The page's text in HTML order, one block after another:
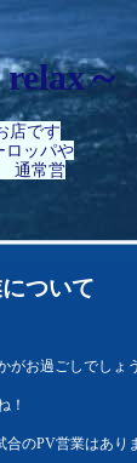
～
店です
ロッパや
通常営
ついて
がお過ごしでしょ
！
のPV営業はあり